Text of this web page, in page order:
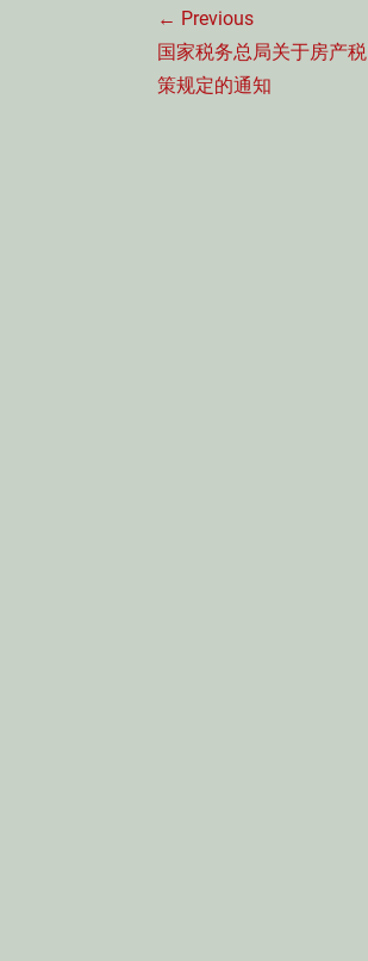
章
导
航
← Previous
Previous
post:
国家税务总局关于房产
策规定的通知